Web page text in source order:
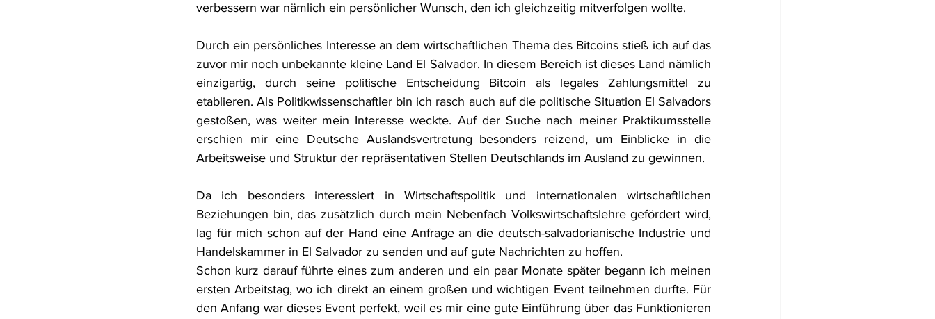
verbessern war nämlich ein persönlicher Wunsch, den ich gleichzeitig mitverfolgen wollte.
Durch ein persönliches Interesse an dem wirtschaftlichen Thema des Bitcoins stieß ich auf das
zuvor mir noch unbekannte kleine Land El Salvador. In diesem Bereich ist dieses Land nämlich
einzigartig, durch seine politische Entscheidung Bitcoin als legales Zahlungsmittel zu
etablieren. Als Politikwissenschaftler bin ich rasch auch auf die politische Situation El Salvadors
gestoßen, was weiter mein Interesse weckte. Auf der Suche nach meiner Praktikumsstelle
erschien mir eine Deutsche Auslandsvertretung besonders reizend, um Einblicke in die
Arbeitsweise und Struktur der repräsentativen Stellen Deutschlands im Ausland zu gewinnen.
Da ich besonders interessiert in Wirtschaftspolitik und internationalen wirtschaftlichen
Beziehungen bin, das zusätzlich durch mein Nebenfach Volkswirtschaftslehre gefördert wird,
lag für mich schon auf der Hand eine Anfrage an die deutsch-salvadorianische Industrie und
Handelskammer in El Salvador zu senden und auf gute Nachrichten zu hoffen.
Schon kurz darauf führte eines zum anderen und ein paar Monate später begann ich meinen
ersten Arbeitstag, wo ich direkt an einem großen und wichtigen Event teilnehmen durfte. Für
den Anfang war dieses Event perfekt, weil es mir eine gute Einführung über das Funktionieren